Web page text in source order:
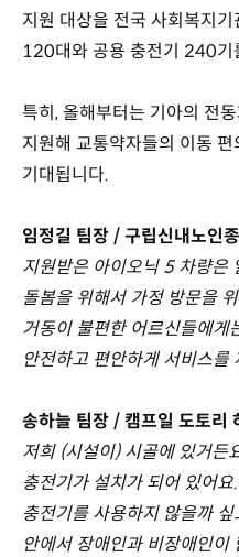
지원 대상을 전국 사회복지
120대와 공용 충전기 240기
특히, 올해부터는 기아의 전
지원해 교통약자들의 이동
기대됩니다.
임정길 팀장 / 구립신내노인
지원받은 아이오닉 5 차량은
돌봄을 위해서 가정 방문을
거동이 불편한 어르신들에게
안전하고 편안하게 서비스를
송하늘 팀장 / 캠프일 도토리
저희 (시설이) 시골에 있거든
충전기가 설치가 되어 있어
충전기를 사용하지 않을까
안에서 장애인과 비장애인이